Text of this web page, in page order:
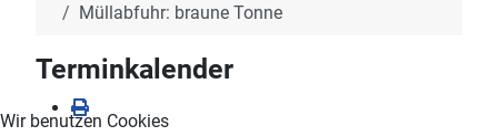
Müllabfuhr: braune Tonne
Terminkalender
Wir benutzen Cookies